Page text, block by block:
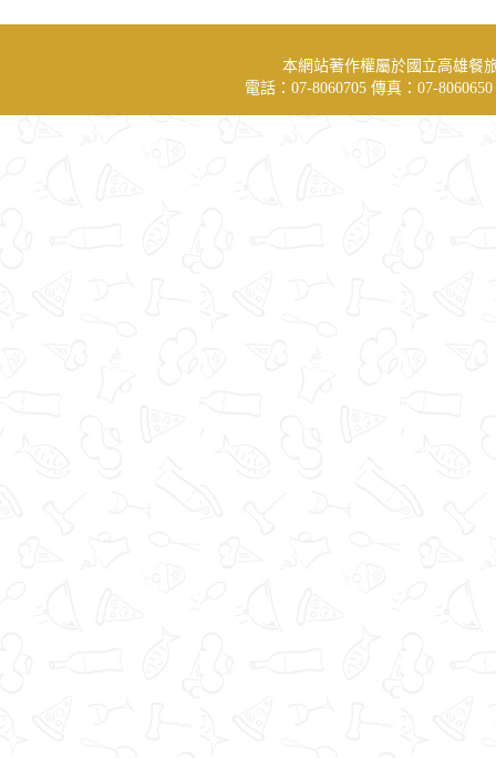
本網站著作權屬於國立高雄餐
電話：07-8060705 傳真：07-